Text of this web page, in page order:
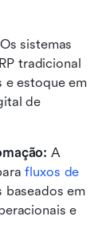
Os sistemas
tradicional
e estoque em
de
A
fluxos de
baseados em
e